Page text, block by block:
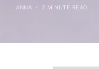
ANNA 2 MINUTE READ